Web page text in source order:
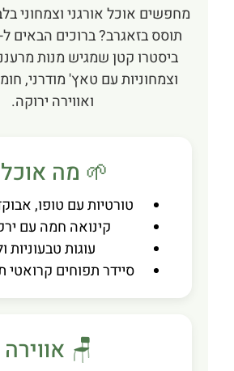
מחפשים אוכל אורגני וצמחוני
ביסטרו קטן שמגיש מנות
וצמחוניות עם טאץ' מודרני,
ואווירה ירוקה.
🌱 מה
טורטיות עם טופו,
קינואה חמה עם
עוגות טבעוניות
סיידר תפוחים קרואטי
🪑